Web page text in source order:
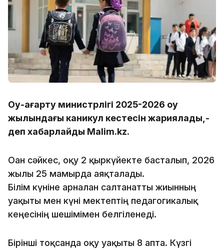
Оқу-ағарту министрлігі 2025-2026 оқу
жылындағы каникул кестесін жариялады,-
деп хабарлайды Malim.kz.
Оған сәйкес, оқу 2 қыркүйекте басталып, 2026
жылғы 25 мамырда аяқталады.
Білім күніне арналған салтанатты жиынның
уақыты мен күні мектептің педагогикалық
кеңесінің шешімімен белгіленеді.
Бірінші тоқсанда оқу уақыты 8 апта. Күзгі